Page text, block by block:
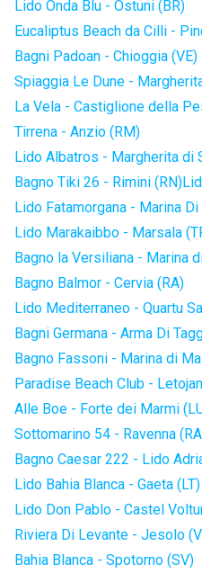
Lido Onda Blu - Ostuni (BR)
Eucaliptus Beach da Cilli -
Bagni Padoan - Chioggia (VE)
Spiaggia Le Dune -
La Vela - Castiglione della
Tirrena - Anzio (RM)
Lido Albatros - Margherita di
Bagno Tiki 26 - Rimini (RN)
Lido Fatamorgana - Marina
Lido Marakaibbo - Marsala
Bagno la Versiliana - Marina
Bagno Balmor - Cervia (RA)
Lido Mediterraneo - Quartu
Bagni Germana - Arma Di
Bagno Fassoni - Marina di
Paradise Beach Club -
Alle Boe - Forte dei Marmi
Sottomarino 54 - Ravenna
Bagno Caesar 222 - Lido
Lido Bahia Blanca - Gaeta (LT)
Lido Don Pablo - Castel
Riviera Di Levante - Jesolo
Bahia Blanca - Spotorno (SV)